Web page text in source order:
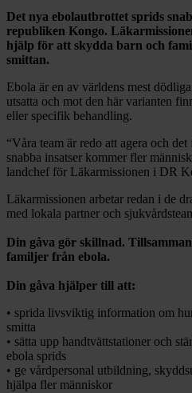
Det nya ebolautbrottet sprids
republiken Kongo.
hjälp för att skydda barn och
smittan.
Ebola är en av världens mest
utsatta och mot den här varianten
eller specifik behandling.
“Våra team är redo att agera och
snabba insatser kommer fler
landchef för Läkarmissionen i DR
Läkarmissionen arbetar redan i de
med lokala partner och
Din gåva gör skillnad.
familjer från ebola.
Din gåva hjälper till att:
• sprida livsviktig information om
smitta
• sätta upp handtvättstationer och
ebola sprids
• ge vårdpersonal utbildning,
hjälpa fler människor